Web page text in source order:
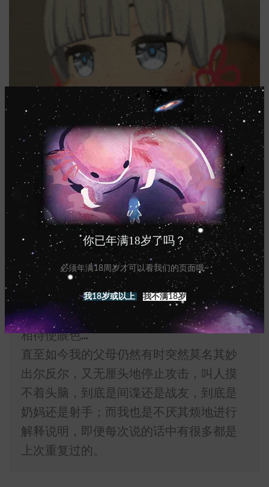
你已年满18岁了吗？
必须年满18周岁才可以看我们的页面哦~
我18岁或以上 我不满18岁
“我剑也未尝不利呢doctor”(袁绍音)
不得不承认我爸妈真的会容易人云亦云，
因为那个医生极度不友善甚至推荐扭转治
疗，所以我爸妈很长一段时间又对我冷眼
相待使眼色…
直至如今我的父母仍然有时突然莫名其妙
出尔反尔，又无厘头地停止攻击，叫人摸
不着头脑，到底是间谍还是战友，到底是
奶妈还是射手；而我也是不厌其烦地进行
解释说明，即便每次说的话中有很多都是
上次重复过的。